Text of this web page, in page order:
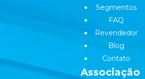
Segmentos
FAQ
Revendedor
Blog
Contato
Associação